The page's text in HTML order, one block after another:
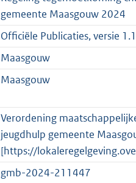
r
o
o
t
t
:
3
K
b
g
r
o
o
t
e
:
2
K
b
gemeente Maasgouw 2024
Officiële Publicaties, versie 1.1
Maasgouw
Maasgouw
Verordening
jeugdhulp gemeente
[https://
gmb-2024-211447